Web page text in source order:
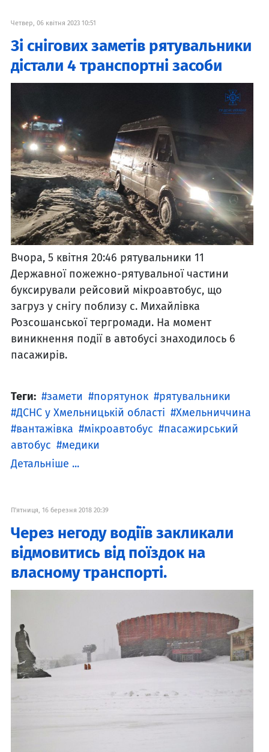
Четвер, 06 квітня 2023 10:51
Зі снігових заметів рятувальники
дістали 4 транспортні засоби
Вчора, 5 квітня 20:46 рятувальники 11
Державної пожежно-рятувальної частини
буксирували рейсовий мікроавтобус, що
загруз у снігу поблизу с. Михайлівка
Розсошанської тергромади. На момент
виникнення події в автобусі знаходилось 6
пасажирів.
Теги: замети порятунок
рятувальники
ДСНС у Хмельницькій області
Хмельниччина
вантажівка
мікроавтобус
пасажирський
автобус
медики
Детальніше ...
П'ятниця, 16 березня 2018 20:39
Через негоду водіїв закликали
відмовитись від поїздок на
власному транспорті.